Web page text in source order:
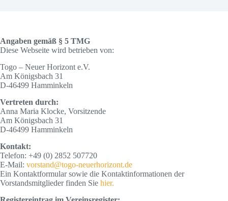
Angaben gemäß § 5 TMG
Diese Webseite wird betrieben von:
Togo – Neuer Horizont e.V.
Am Königsbach 31
D-46499 Hamminkeln
Vertreten durch:
Anna Maria Klocke, Vorsitzende
Am Königsbach 31
D-46499 Hamminkeln
Kontakt:
Telefon: +49 (0) 2852 507720
E-Mail: vorstand@togo-neuerhorizont.de
Ein Kontaktformular sowie die Kontaktinformationen der
Vorstandsmitglieder finden Sie hier.